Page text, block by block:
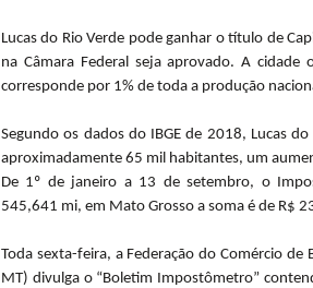
Lucas do Rio Verde pode ganhar o título de
na Câmara Federal seja aprovado. A
corresponde por 1% de toda a produção
Segundo os dados do IBGE de 2018, Lucas
aproximadamente 65 mil habitantes, um
De 1º de janeiro a 13 de setembro, o
545,641 mi, em Mato Grosso a soma é de R$
Toda sexta-feira, a Federação do Comércio de
MT) divulga o “Boletim Impostômetro”